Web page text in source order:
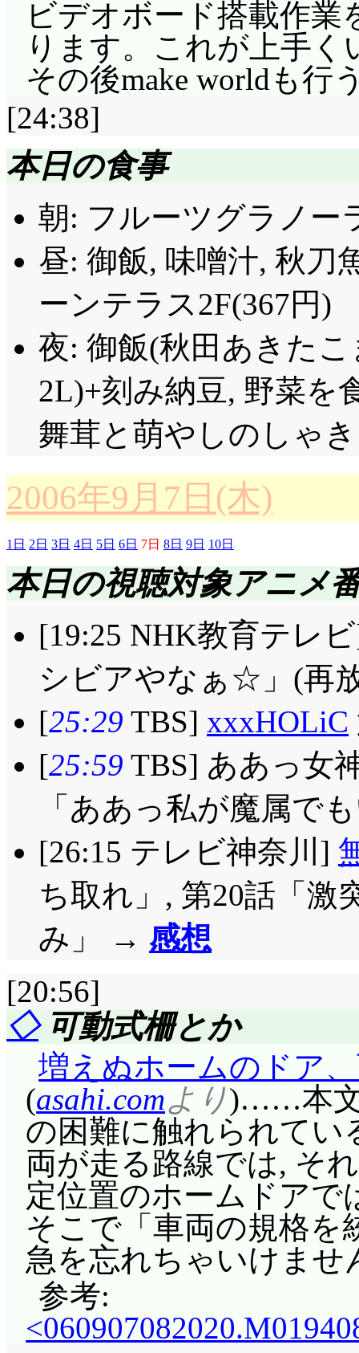
自分で言っちゃった
にならない訳では……
オが許してもBPO(に
うかね(^^;;;
海岸, 丸太, 女の子
い出しちゃったい。
ったみたい……でも,
り妹だって。……そり
ぽいって言われるも
ら第66話ですね。ハ
できない, ただ隣に居
狼より好感が持てま
束する真菜……ここで
りたお返しにハンカ
たかもね。
提供背景: ローラース
関連性を示唆してお
ビデオボード搭載作
ります。これが上手
その後make worldも行
[24:38]
本日の食事
朝: フルーツグラノー
昼: 御飯, 味噌汁, 秋刀
ーンテラス2F(367円)
夜: 御飯(秋田あきた
2L)+刻み納豆, 野菜を
舞茸と萌やしのしゃ
2006年9月7日(木)
1日 2日 3日 4日 5日 6日 7日 8日 9日 10日
本日の視聴対象アニメ
[19:25 NHK教育テレ
シビアやなぁ☆」(再
[25:29 TBS] xxxHOLiC
[25:59 TBS] ああっ女
「ああっ私が魔属で
[26:15 テレビ神奈川]
ち取れ」, 第20話「激
み」 → 感想
[20:56]
◇可動式柵とか
増えぬホームのドア
(asahi.comより)……本文
の困難に触れられてい
両が走る路線では, そ
定位置のホームドア
そこで「車両の規格を
急を忘れちゃいけませ
参考: